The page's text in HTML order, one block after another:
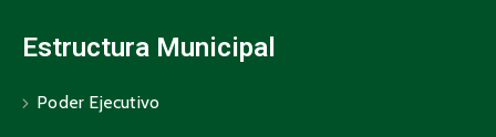
Estructura Municipal
Poder Ejecutivo